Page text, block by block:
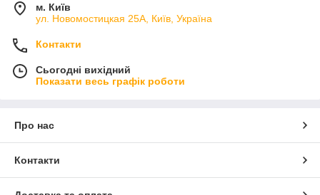
м. Київ
ул. Новомостицкая 25А, Київ, Україна
Контакти
Сьогодні вихідний
Показати весь графік роботи
Про нас
Контакти